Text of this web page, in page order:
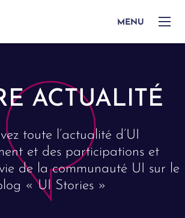
MENU
ACTUALITÉ
toute l’actualité d’UI
et des participations et
de la communauté UI sur le
« UI Stories »